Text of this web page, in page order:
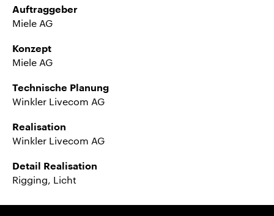
Auftraggeber
Miele AG
Konzept
Miele AG
Technische Planung
Winkler Livecom AG
Realisation
Winkler Livecom AG
Detail Realisation
Rigging, Licht